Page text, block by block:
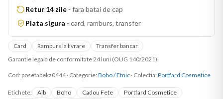
Retur 14 zile - fara batai de cap
Plata sigura - card, ramburs, transfer
Card Ramburs la livrare
Transfer bancar
Garantie legala de conformitate 24 luni (OUG 140/2021).
Cod: posetabekz0444· Categorie: Boho / Etnic · Colectia: Portfard Cosmetice
Etichete: Alb Boho Cadou Fete
Portfard Cosmetice